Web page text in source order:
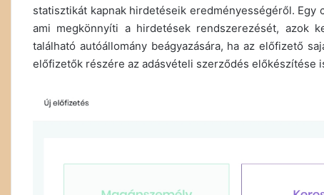
statisztikát kapnak hirdetéseik eredményességéről.
ami megkönnyíti a hirdetések rendszerezését, azok
található autóállomány beágyazására, ha az előfizető
előfizetők részére az adásvételi szerződés előkészítése